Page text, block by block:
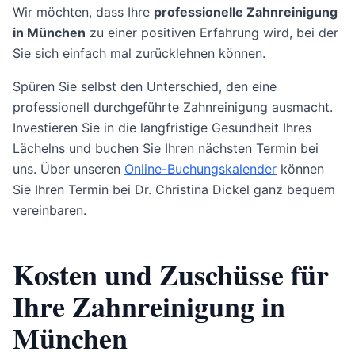
Wir möchten, dass Ihre professionelle Zahnreinigung
in München zu einer positiven Erfahrung wird, bei der
Sie sich einfach mal zurücklehnen können.
Spüren Sie selbst den Unterschied, den eine
professionell durchgeführte Zahnreinigung ausmacht.
Investieren Sie in die langfristige Gesundheit Ihres
Lächelns und buchen Sie Ihren nächsten Termin bei
uns. Über unseren Online-Buchungskalender können
Sie Ihren Termin bei Dr. Christina Dickel ganz bequem
vereinbaren.
Kosten und Zuschüsse für
Ihre Zahnreinigung in
München